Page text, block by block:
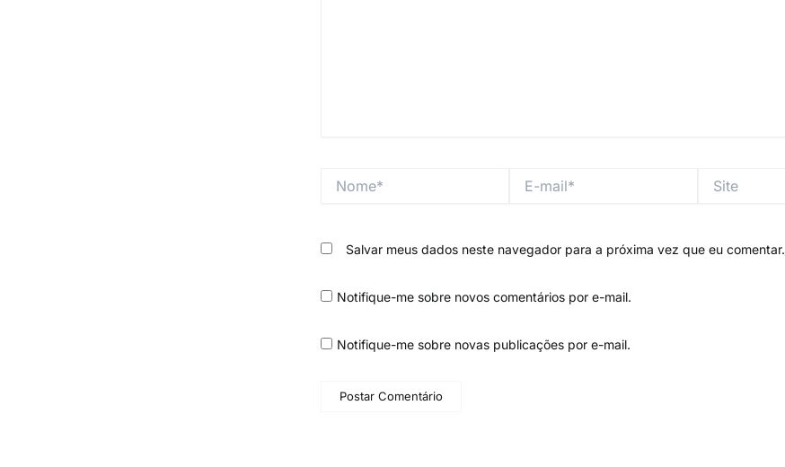
mail*
Salvar meus dados neste navegador para a próxima vez que eu comentar.
Notifique-me sobre novos comentários por e-mail.
Notifique-me sobre novas publicações por e-mail.